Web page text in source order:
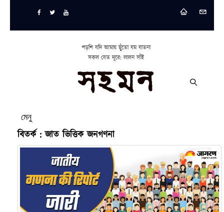
পড়শি যদি আমায় ছুঁতো যম যাতনা
সকল যেত দূরে: লালন সাঁই
মেনু
বিতর্ক : জাত ভিত্তিক জনগণনা